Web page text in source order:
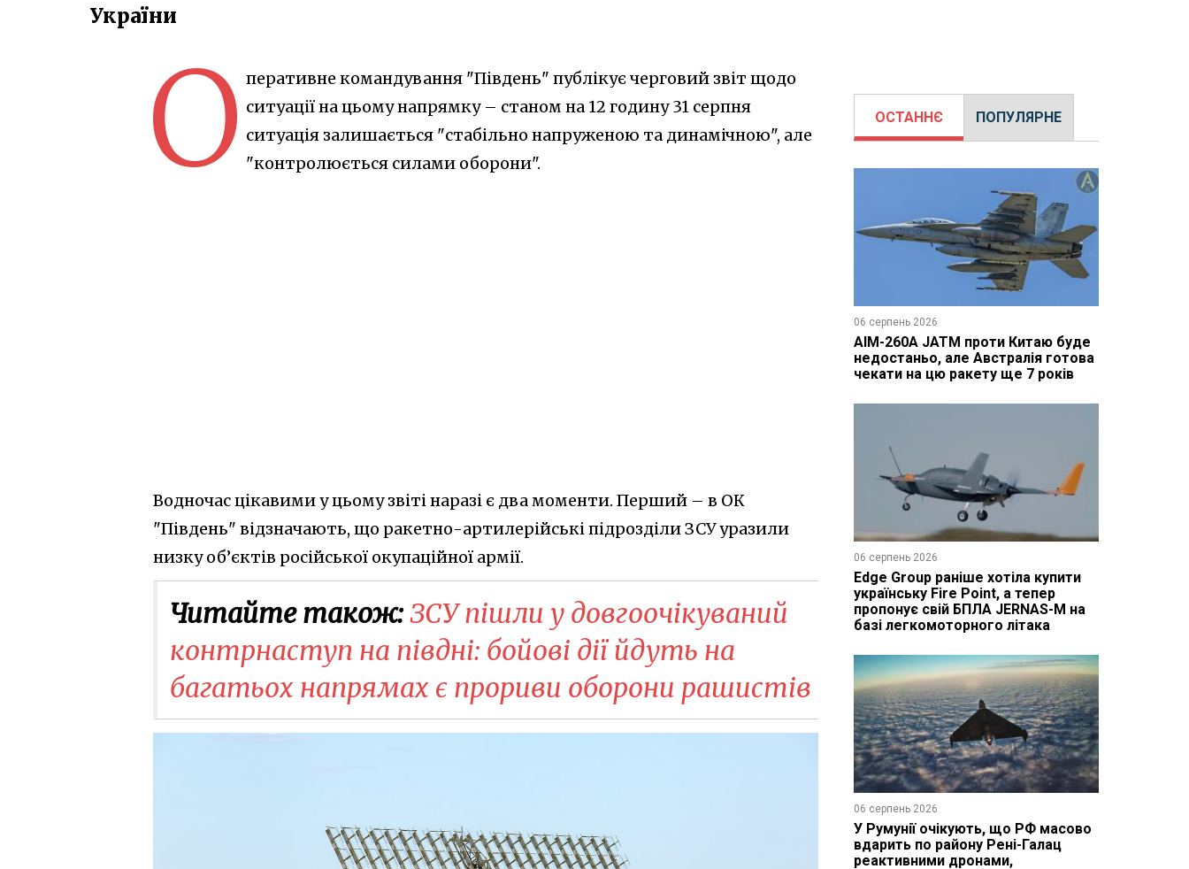
України
О перативне командування "Південь" публікує черговий звіт щодо
ситуації на цьому напрямку – станом на 12 годину 31 серпня
ситуація залишається "стабільно напруженою та динамічною", але
"контролюється силами оборони".
Водночас цікавими у цьому звіті наразі є два моменти. Перший – в ОК
"Південь" відзначають, що ракетно-артилерійські підрозділи ЗСУ уразили
низку об’єктів російської окупаційної армії.
Читайте також:ЗСУ пішли у довгоочікуваний
контрнаступ на півдні: бойові дії йдуть на
багатьох напрямах є прориви оборони рашистів
ОСТАННЄ ПОПУЛЯРНЕ
06 серпень 2026
AIM-260A JATM проти Китаю буде
недостаньо, але Австралія готова
чекати на цю ракету ще 7 років
06 серпень 2026
Edge Group раніше хотіла купити
українську Fire Point, а тепер
пропонує свій БПЛА JERNAS-M на
базі легкомоторного літака
06 серпень 2026
У Румунії очікують, що РФ масово
вдарить по району Рені-Галац
реактивними дронами,